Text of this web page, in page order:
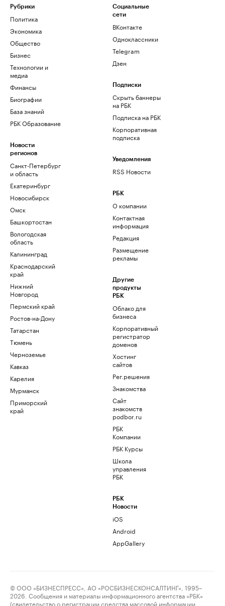
Рубрики
Политика
Экономика
Общество
Бизнес
Технологии и
медиа
Финансы
Биографии
База знаний
РБК Образование
Новости
регионов
Санкт-Петербург
и область
Екатеринбург
Новосибирск
Омск
Башкортостан
Вологодская
область
Калининград
Краснодарский
край
Нижний
Новгород
Пермский край
Ростов-на-Дону
Татарстан
Тюмень
Черноземье
Кавказ
Карелия
Мурманск
Приморский
край
Социальные
сети
ВКонтакте
Одноклассники
Telegram
Дзен
Подписки
Скрыть баннеры
на РБК
Подписка на РБК
Корпоративная
подписка
Уведомления
RSS Новости
РБК
О компании
Контактная
информация
Редакция
Размещение
рекламы
Другие
продукты
РБК
Облако для
бизнеса
Корпоративный
регистратор
доменов
Хостинг
сайтов
Рег.решения
Знакомства
Сайт
знакомств
podbor.ru
РБК
Компании
РБК Курсы
Школа
управления
РБК
РБК
Новости
iOS
Android
AppGallery
© ООО «БИЗНЕСПРЕСС», АО «РОСБИЗНЕСКОНСАЛТИНГ», 1995–
2026. Сообщения и материалы информационного агентства «РБК»
(свидетельство о регистрации средства массовой информации